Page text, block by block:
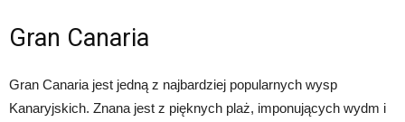
Gran Canaria
Gran Canaria jest jedną z najbardziej popularnych wysp
Kanaryjskich. Znana jest z pięknych plaż, imponujących wydm i